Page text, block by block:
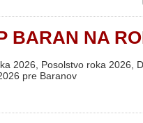
BARAN NA
2026, Posolstvo roka 2026,
pre Baranov